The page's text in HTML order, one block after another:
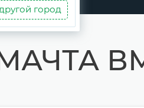
город